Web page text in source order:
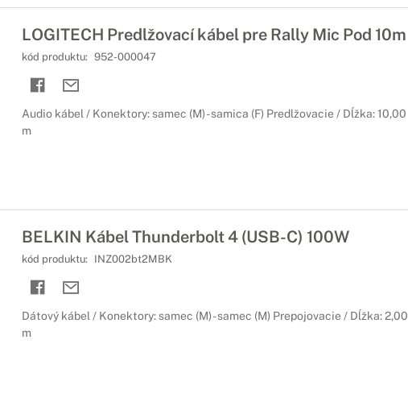
LOGITECH Predlžovací kábel pre Rally Mic Pod 10m
kód produktu: 952-000047
Audio kábel / Konektory: samec (M) - samica (F) Predlžovacie / Dĺžka: 10,00
m
BELKIN Kábel Thunderbolt 4 (USB-C) 100W
kód produktu: INZ002bt2MBK
Dátový kábel / Konektory: samec (M) - samec (M) Prepojovacie / Dĺžka: 2,00
m